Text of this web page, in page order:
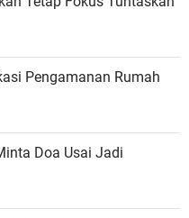
Pengamanan Rumah
Doa Usai Jadi